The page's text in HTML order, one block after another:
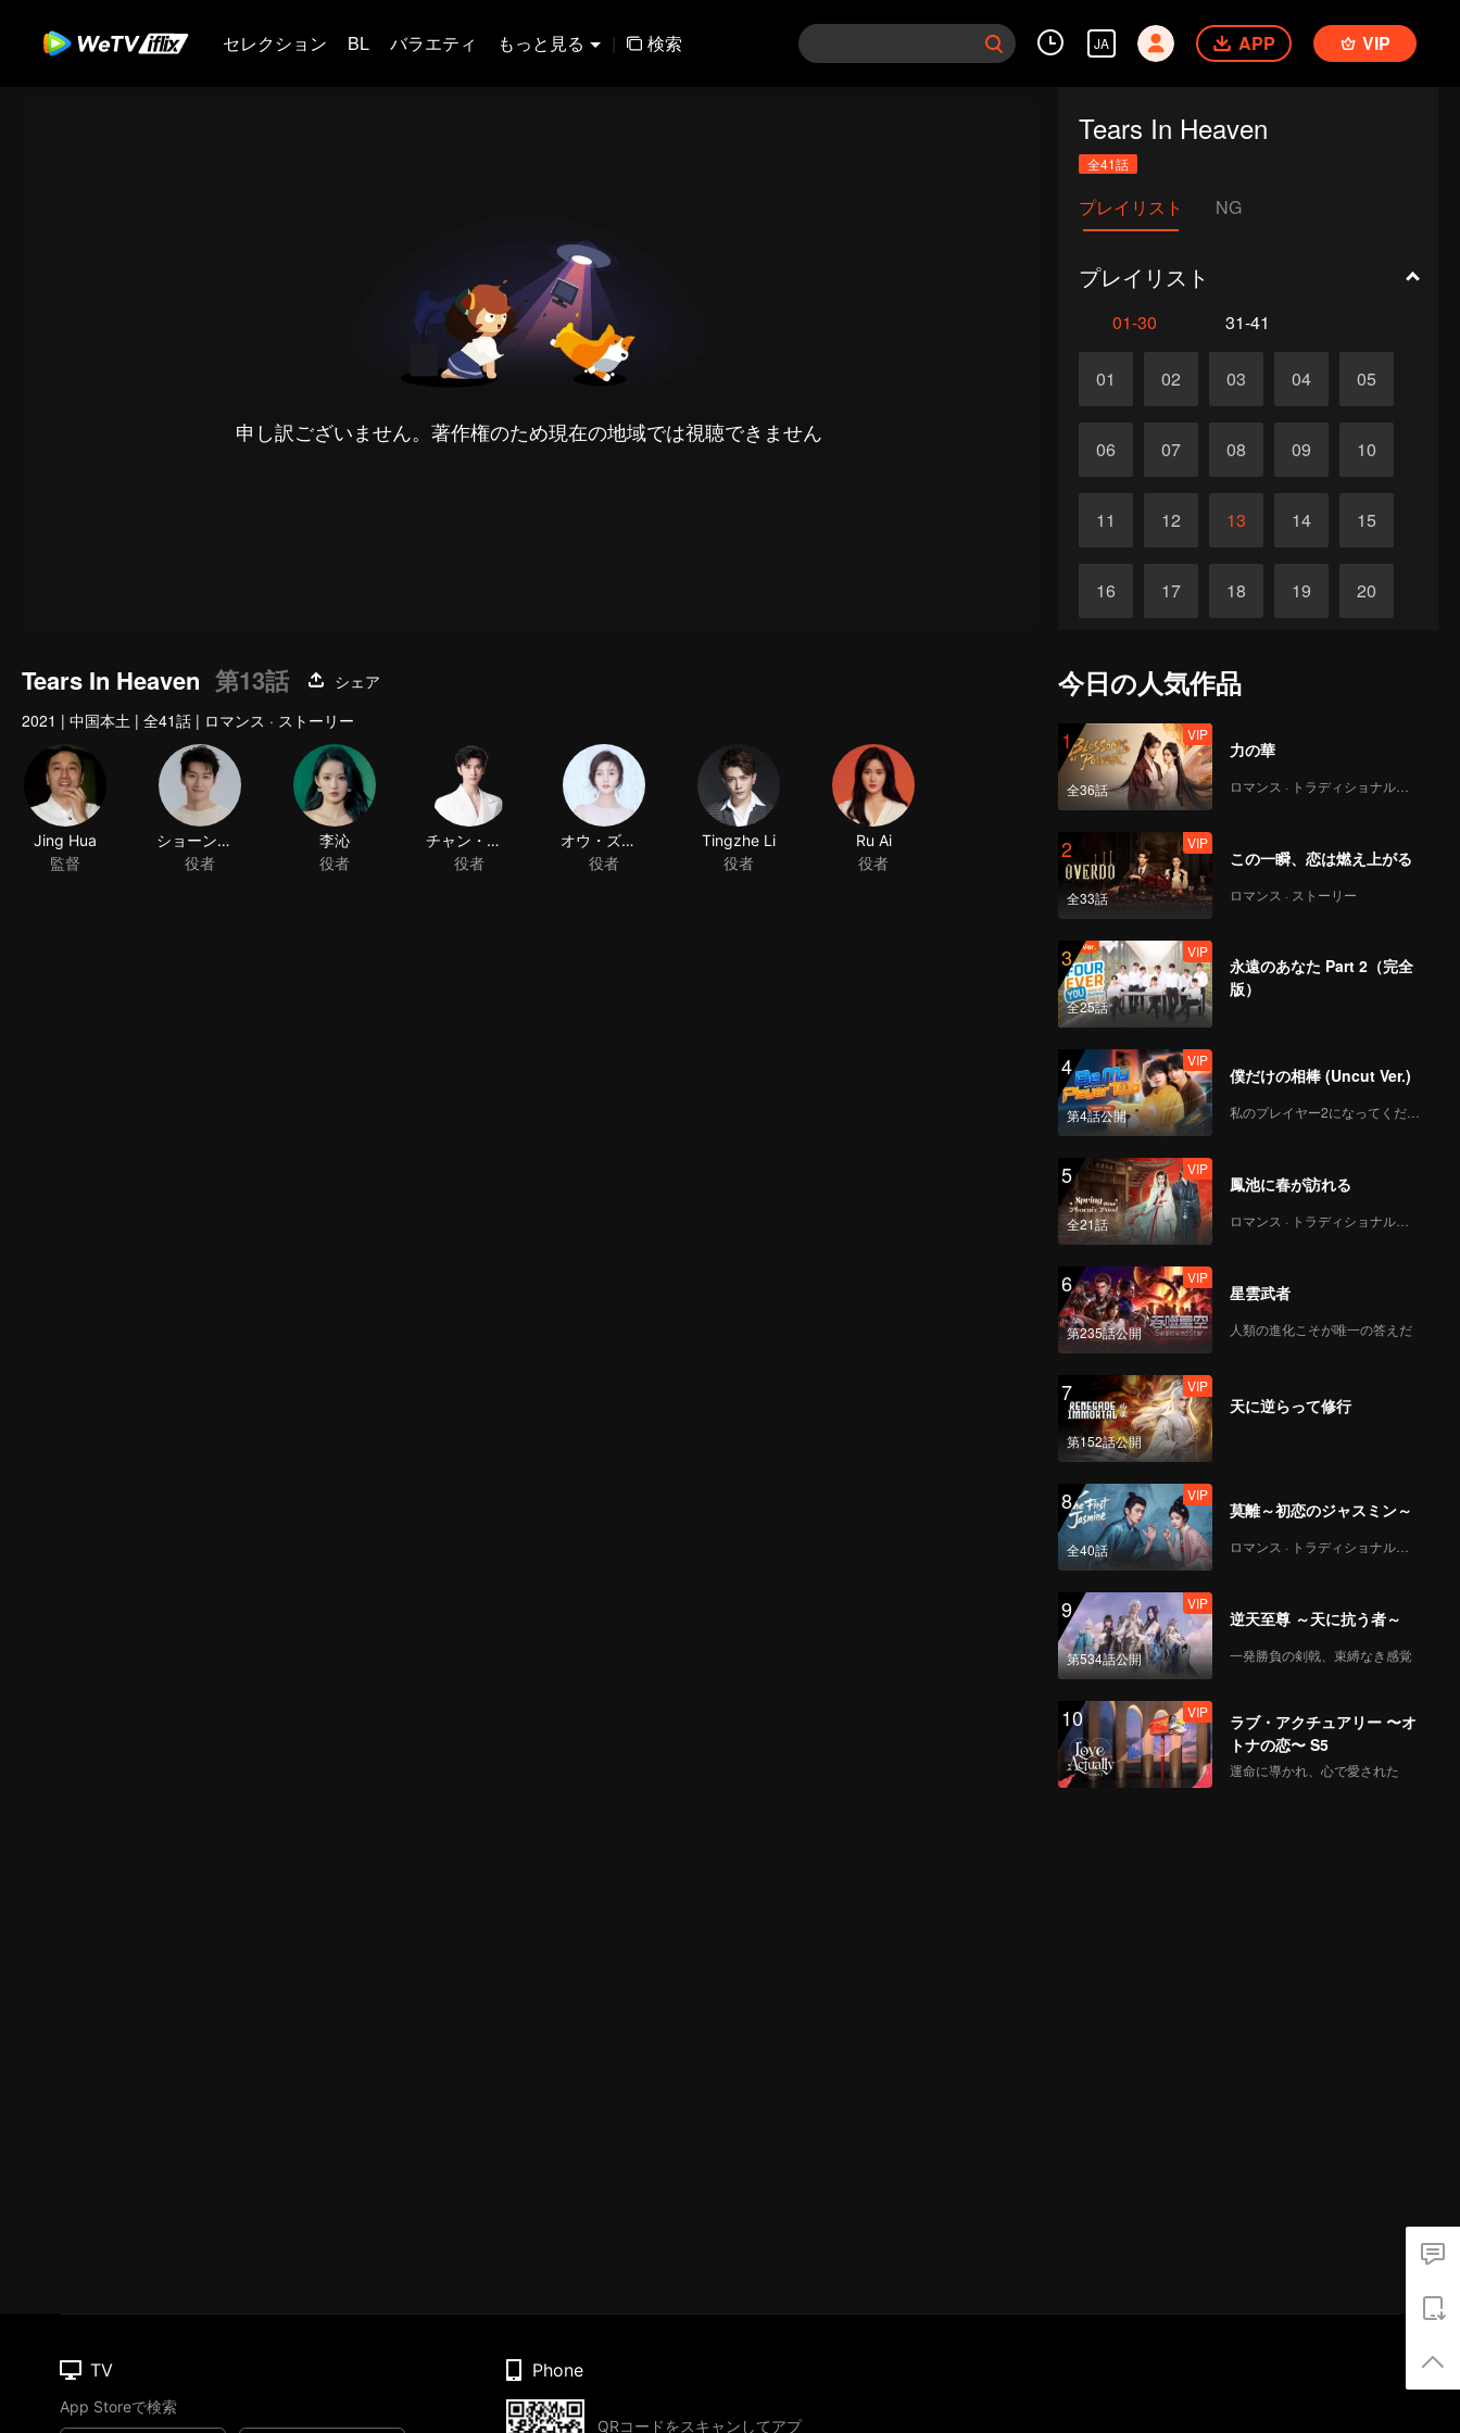
セレクション BL バラエティ もっと見る | 検索 JA APP VIP
申し訳ございません。著作権のため現在の地域では視聴できません
Tears In Heaven
全41話
プレイリスト NG
プレイリスト
01-30 31-41
01 02 03 04 05
06 07 08 09 10
11 12 13 14 15
16 17 18 19 20
26 27
Tears In Heaven 第13話
シェア
2021 | 中国本土 | 全41話 | ロマンス · ストーリー
Jing Hua
監督
ショーン・ドウ
役者
李沁
役者
チャン・ユンロン
役者
オウ・ズイコ
役者
Tingzhe Li
役者
Ru Ai
役者
今日の人気作品
1
全36話
VIP
力の華
ロマンス · トラディショナル・コスチューム
2
全33話
VIP
この一瞬、恋は燃え上がる
ロマンス · ストーリー
3
全25話
VIP
永遠のあなた Part 2（完全
版）
4
第4話公開
VIP
僕だけの相棒 (Uncut Ver.)
私のプレイヤー2になってください
5
全21話
VIP
鳳池に春が訪れる
ロマンス · トラディショナル・コスチューム
6
第235話公開
VIP
星雲武者
人類の進化こそが唯一の答えだ
7
第152話公開
VIP
天に逆らって修行
8
全40話
VIP
莫離～初恋のジャスミン～
ロマンス · トラディショナル・コスチューム
9
第534話公開
VIP
逆天至尊 ～天に抗う者～
一発勝負の剣戟、束縛なき感覚
10 VIP
ラブ・アクチュアリー 〜オ
トナの恋〜 S5
運命に導かれ、心で愛された
TV
App Storeで検索
Phone
QRコードをスキャンしてアプ